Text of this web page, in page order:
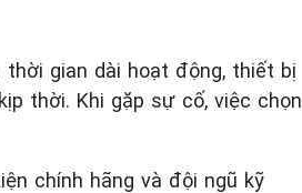
gian dài hoạt động, thiết bị
thời. Khi gặp sự cố, việc chọn
chính hãng và đội ngũ kỹ